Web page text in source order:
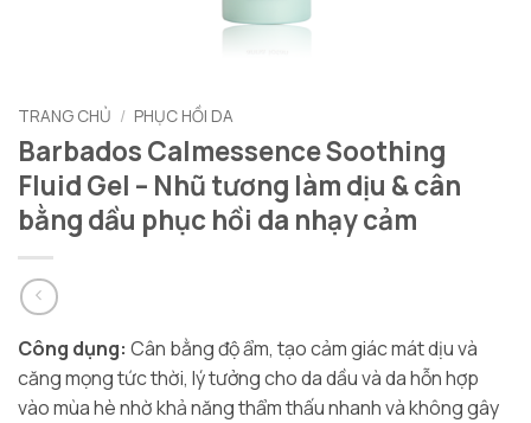
TRANG CHỦ / PHỤC HỒI DA
Barbados Calmessence Soothing
Fluid Gel – Nhũ tương làm dịu & cân
bằng dầu phục hồi da nhạy cảm
Công dụng: Cân bằng độ ẩm, tạo cảm giác mát dịu và
căng mọng tức thời, lý tưởng cho da dầu và da hỗn hợp
vào mùa hè nhờ khả năng thẩm thấu nhanh và không gây